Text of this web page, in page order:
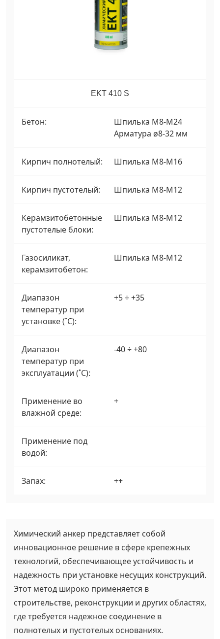
EKT 410 S
Бетон:
Шпилька М8-М24
Арматура ø8-32 мм
Кирпич полнотелый: Шпилька М8-М16
Кирпич пустотелый: Шпилька М8-М12
Керамзитобетонные
пустотелые блоки:
Шпилька М8-М12
Газосиликат,
керамзитобетон:
Шпилька М8-М12
Диапазон
температур при
установке (˚С):
+5 ÷ +35
Диапазон
температур при
эксплуатации (˚С):
-40 ÷ +80
Применение во
влажной среде:
+
Применение под
водой:
Запах: ++
Химический анкер представляет собой
инновационное решение в сфере крепежных
технологий, обеспечивающее устойчивость и
надежность при установке несущих конструкций.
Этот метод широко применяется в
строительстве, реконструкции и других областях,
где требуется надежное соединение в
полнотелых и пустотелых основаниях.